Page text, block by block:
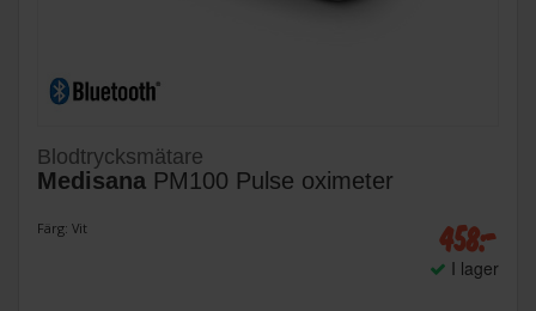
Blodtrycksmätare
Medisana PM100 Pulse oximeter
Färg: Vit 458:-
I lager